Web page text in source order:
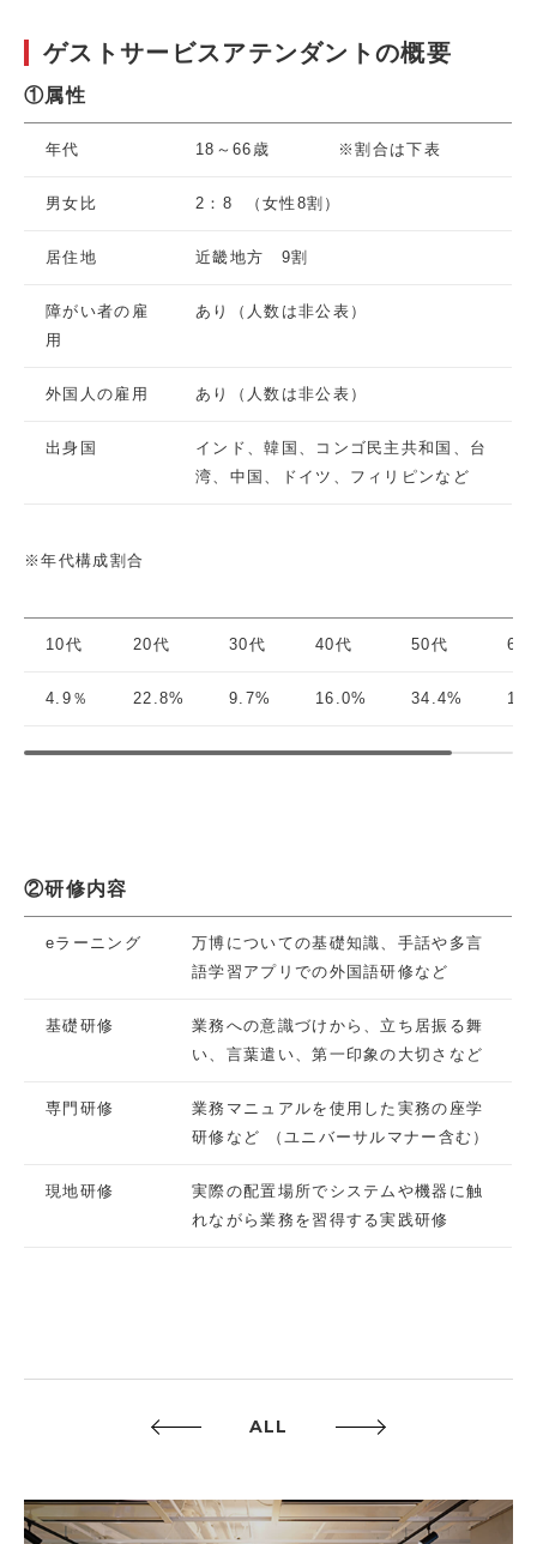
ゲストサービスアテンダントの概要
①属性
年代 18～66歳 ※割合は下表
男女比 2：8 （女性8割）
居住地 近畿地方 9割
障がい者の雇
用
あり（人数は非公表）
外国人の雇用 あり（人数は非公表）
出身国
インド、韓国、コンゴ民主共和国、台
湾、中国、ドイツ、フィリピンなど
※年代構成割合
10代 20代 30代 40代 50代 60
4.9％ 22.8% 9.7% 16.0% 34.4%
②研修内容
eラーニング
万博についての基礎知識、手話や多言
語学習アプリでの外国語研修など
基礎研修
業務への意識づけから、立ち居振る舞
い、言葉遣い、第一印象の大切さなど
専門研修
業務マニュアルを使用した実務の座学
研修など （ユニバーサルマナー含む）
現地研修
実際の配置場所でシステムや機器に触
れながら業務を習得する実践研修
ALL